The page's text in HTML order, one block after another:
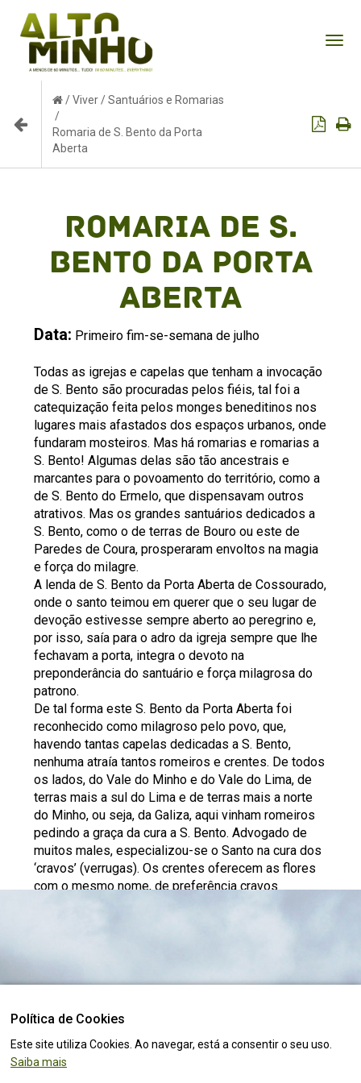
/Viver/Santuários e Romarias
/
Romaria de S. Bento da Porta
Aberta
Romaria de S.
Bento da Porta
Aberta
Data: Primeiro fim-se-semana de julho
Todas as igrejas e capelas que tenham a invocação
de S. Bento são procuradas pelos fiéis, tal foi a
catequização feita pelos monges beneditinos nos
lugares mais afastados dos espaços urbanos, onde
fundaram mosteiros. Mas há romarias e romarias a
S. Bento! Algumas delas são tão ancestrais e
marcantes para o povoamento do território, como a
de S. Bento do Ermelo, que dispensavam outros
atrativos. Mas os grandes santuários dedicados a
S. Bento, como o de terras de Bouro ou este de
Paredes de Coura, prosperaram envoltos na magia
e força do milagre.
A lenda de S. Bento da Porta Aberta de Cossourado,
onde o santo teimou em querer que o seu lugar de
devoção estivesse sempre aberto ao peregrino e,
por isso, saía para o adro da igreja sempre que lhe
fechavam a porta, integra o devoto na
preponderância do santuário e força milagrosa do
patrono.
De tal forma este S. Bento da Porta Aberta foi
reconhecido como milagroso pelo povo, que,
havendo tantas capelas dedicadas a S. Bento,
nenhuma atraía tantos romeiros e crentes. De todos
os lados, do Vale do Minho e do Vale do Lima, de
terras mais a sul do Lima e de terras mais a norte
do Minho, ou seja, da Galiza, aqui vinham romeiros
pedindo a graça da cura a S. Bento. Advogado de
muitos males, especializou-se o Santo na cura dos
‘cravos’ (verrugas). Os crentes oferecem as flores
com o mesmo nome, de preferência cravos
padroeiro, e outro ainda de Santo Amaro, de grande
devoção local.
Edificado
Política de Cookies
Este site utiliza Cookies. Ao navegar, está a consentir o seu uso.
Saiba mais